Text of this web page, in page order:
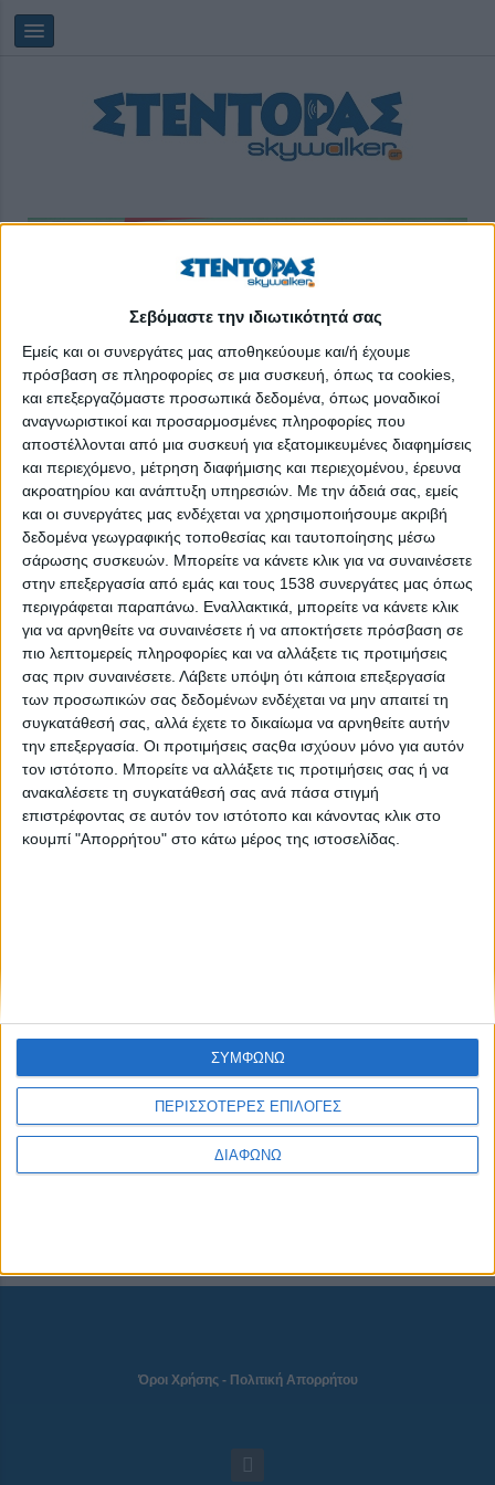
Σεβόμαστε την ιδιωτικότητά σας
Εμείς και οι συνεργάτες μας αποθηκεύουμε και/ή έχουμε
πρόσβαση σε πληροφορίες σε μια συσκευή, όπως τα cookies,
και επεξεργαζόμαστε προσωπικά δεδομένα, όπως μοναδικοί
αναγνωριστικοί και προσαρμοσμένες πληροφορίες που
αποστέλλονται από μια συσκευή για εξατομικευμένες διαφημίσεις
και περιεχόμενο, μέτρηση διαφήμισης και περιεχομένου, έρευνα
ακροατηρίου και ανάπτυξη υπηρεσιών. Με την άδειά σας, εμείς
και οι συνεργάτες μας ενδέχεται να χρησιμοποιήσουμε ακριβή
δεδομένα γεωγραφικής τοποθεσίας και ταυτοποίησης μέσω
σάρωσης συσκευών. Μπορείτε να κάνετε κλικ για να συναινέσετε
στην επεξεργασία από εμάς και τους 1538 συνεργάτες μας όπως
περιγράφεται παραπάνω. Εναλλακτικά, μπορείτε να κάνετε κλικ
για να αρνηθείτε να συναινέσετε ή να αποκτήσετε πρόσβαση σε
πιο λεπτομερείς πληροφορίες και να αλλάξετε τις προτιμήσεις
σας πριν συναινέσετε. Λάβετε υπόψη ότι κάποια επεξεργασία
των προσωπικών σας δεδομένων ενδέχεται να μην απαιτεί τη
συγκατάθεσή σας, αλλά έχετε το δικαίωμα να αρνηθείτε αυτήν
την επεξεργασία. Οι προτιμήσεις σαςθα ισχύουν μόνο για αυτόν
τον ιστότοπο. Μπορείτε να αλλάξετε τις προτιμήσεις σας ή να
ανακαλέσετε τη συγκατάθεσή σας ανά πάσα στιγμή
επιστρέφοντας σε αυτόν τον ιστότοπο και κάνοντας κλικ στο
κουμπί "Απορρήτου" στο κάτω μέρος της ιστοσελίδας.
ΠΕΡΙΣΣΟΤΕΡΕΣ ΕΠΙΛΟΓΕΣ
ΔΙΑΦΩΝΩ
ΣΥΜΦΩΝΩ
Saturday, 08/08/202615:27:52
άρση
«Επιστροφή στην κανονικότητα» χαρακτηρίζουν
κυβερνητικές πηγές την πλήρη άρση των capital controls
Covid-19: Νέα άρση των μέτρων
Ελλάδα: Ελκυστικός προορισμός της Μεσογείου
σύμφωνα με έρευνα της Mindhaus και του Pollfish
Όροι Χρήσης- Πολιτική Απορρήτου